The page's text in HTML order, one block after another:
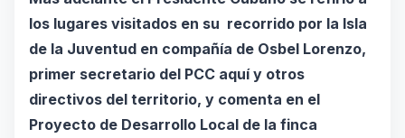
los lugares visitados en su recorrido por la Isla
de la Juventud en compañía de Osbel Lorenzo,
primer secretario del PCC aquí y otros
directivos del territorio, y comenta en el
Proyecto de Desarrollo Local de la finca